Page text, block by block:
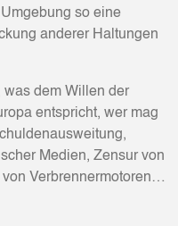
so eine
anderer Haltungen
was dem Willen der
entspricht, wer mag
Medien, Zensur von
von Verbrennermotoren…